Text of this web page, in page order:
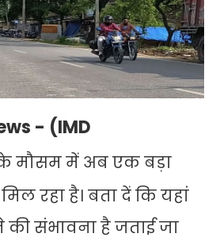
- (IMD
मौसम में अब एक बड़ा
रहा है। बता दें कि यहां
की संभावना है जताई जा